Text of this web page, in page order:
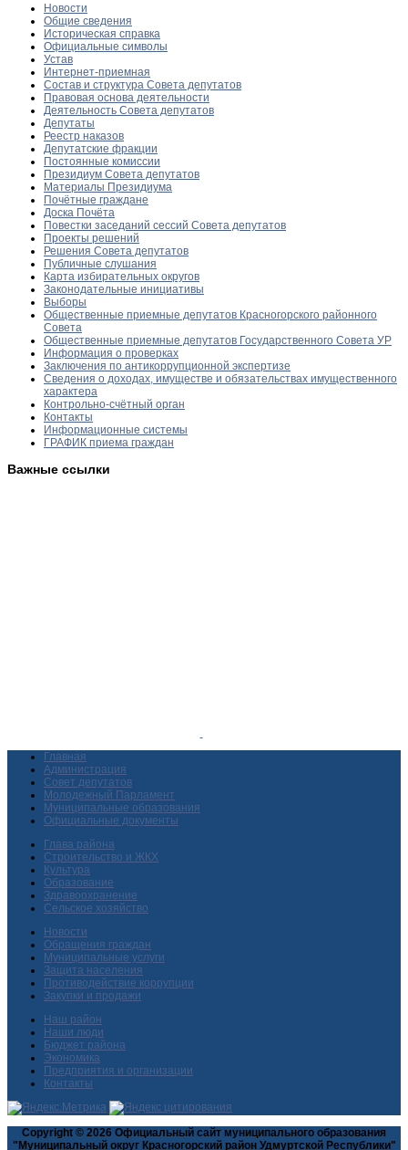
Новости
Общие сведения
Историческая справка
Официальные символы
Устав
Интернет-приемная
Состав и структура Совета депутатов
Правовая основа деятельности
Деятельность Совета депутатов
Депутаты
Реестр наказов
Депутатские фракции
Постоянные комиссии
Президиум Совета депутатов
Материалы Президиума
Почётные граждане
Доска Почёта
Повестки заседаний сессий Совета депутатов
Проекты решений
Решения Совета депутатов
Публичные слушания
Карта избирательных округов
Законодательные инициативы
Выборы
Общественные приемные депутатов Красногорского районного
Совета
Общественные приемные депутатов Государственного Совета УР
Информация о проверках
Заключения по антикоррупционной экспертизе
Сведения о доходах, имуществе и обязательствах имущественного
характера
Контрольно-счётный орган
Контакты
Информационные системы
ГРАФИК приема граждан
Важные ссылки
Главная
Администрация
Совет депутатов
Молодежный Парламент
Муниципальные образования
Официальные документы
Глава района
Строительство и ЖКХ
Культура
Образование
Здравоохранение
Сельское хозяйство
Новости
Обращения граждан
Муниципальные услуги
Защита населения
Противодействие коррупции
Закупки и продажи
Наш район
Наши люди
Бюджет района
Экономика
Предприятия и организации
Контакты
Copyright © 2026 Официальный сайт муниципального образования
"Муниципальный округ Красногорский район Удмуртской Республики"